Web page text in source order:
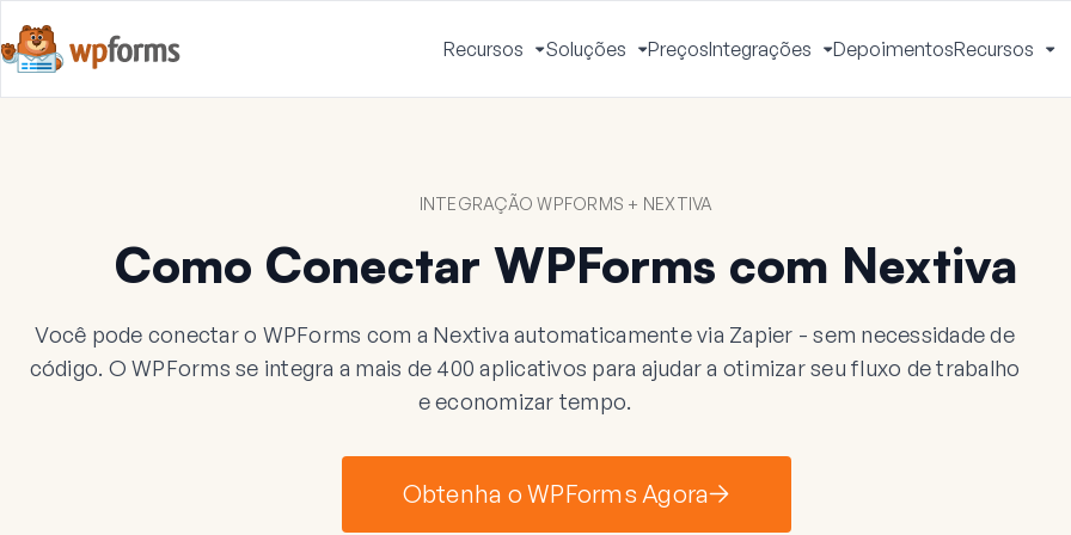
Recursos
Alternar
Menu
Soluções
Alternar
Menu
PreçosIntegrações
Alternar
Menu
DepoimentosRecursos
INTEGRAÇÃO WPFORMS + NEXTIVA
Como Conectar WPForms com Nextiva
Você pode conectar o WPForms com a Nextiva automaticamente via Zapier - sem necessidade de
código. O WPForms se integra a mais de 400 aplicativos para ajudar a otimizar seu fluxo de trabalho
e economizar tempo.
Obtenha o WPForms Agora